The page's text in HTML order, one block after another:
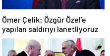
Ömer Çelik: Özgür Özel’e
yapılan saldırıyı lanetliyoruz